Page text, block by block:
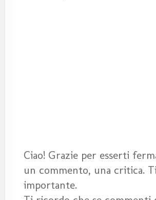
Ciao! Grazie per esserti
un commento, una critica.
importante.